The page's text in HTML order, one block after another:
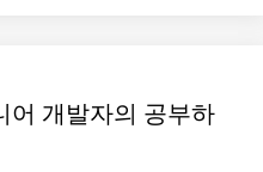
니어 개발자의 공부하